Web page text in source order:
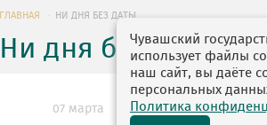
ГЛАВНАЯ НИ ДНЯ БЕЗ ДАТЫ
Ни дня без даты
07 марта
Чувашский
использует файлы
наш сайт, вы даёте
персональных
Политика